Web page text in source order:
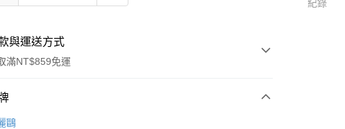
與運送方式
滿NT$859免運
方式
卡一次付款
鷗
紀錄